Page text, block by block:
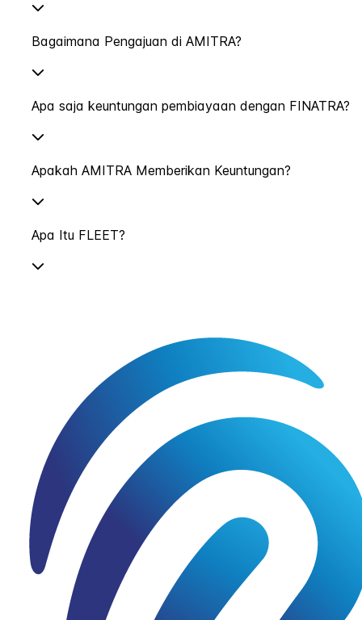
Bagaimana Pengajuan di AMITRA?
Apa saja keuntungan pembiayaan dengan FINATRA?
Apakah AMITRA Memberikan Keuntungan?
Apa Itu FLEET?